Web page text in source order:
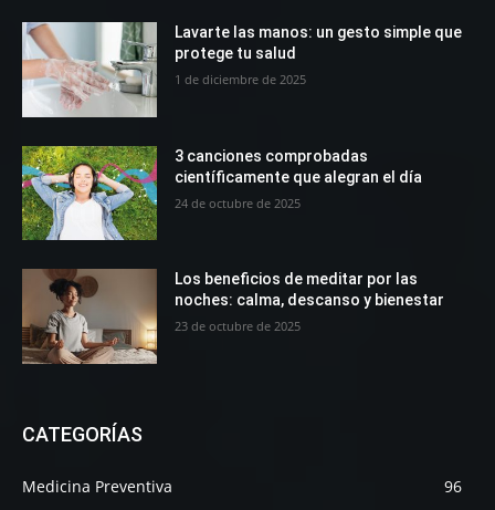
Lavarte las manos: un gesto simple que
protege tu salud
1 de diciembre de 2025
3 canciones comprobadas
científicamente que alegran el día
24 de octubre de 2025
Los beneficios de meditar por las
noches: calma, descanso y bienestar
23 de octubre de 2025
CATEGORÍAS
Medicina Preventiva
96